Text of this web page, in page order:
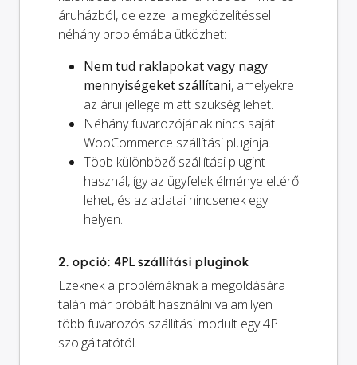
áruházból, de ezzel a megközelítéssel
néhány problémába ütközhet:
Nem tud raklapokat vagy nagy
mennyiségeket szállítani, amelyekre
az árui jellege miatt szükség lehet.
Néhány fuvarozójának nincs saját
WooCommerce szállítási pluginja.
Több különböző szállítási plugint
használ, így az ügyfelek élménye eltérő
lehet, és az adatai nincsenek egy
helyen.
2. opció: 4PL szállítási pluginok
Ezeknek a problémáknak a megoldására
talán már próbált használni valamilyen
több fuvarozós szállítási modult egy 4PL
szolgáltatótól.